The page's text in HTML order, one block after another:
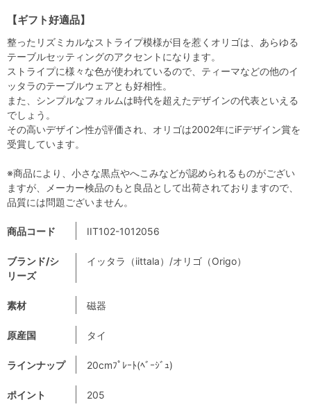
【ギフト好適品】
商品コード IIT102-1012056
ブランド/シ
リーズ
イッタラ（iittala）/オリゴ（Origo）
素材 磁器
原産国 タイ
ラインナップ 20cmﾌﾟﾚｰﾄ(ﾍﾞｰｼﾞｭ)
ポイント 205
整ったリズミカルなストライプ模様が目を惹くオリゴは、あらゆる
テーブルセッティングのアクセントになります。
ストライプに様々な色が使われているので、ティーマなどの他のイ
ッタラのテーブルウェアとも好相性。
また、シンプルなフォルムは時代を超えたデザインの代表といえる
でしょう。
その高いデザイン性が評価され、オリゴは2002年にiFデザイン賞を
受賞しています。
※商品により、小さな黒点やへこみなどが認められるものがござい
ますが、メーカー検品のもと良品として出荷されておりますので、
品質には問題ございません。